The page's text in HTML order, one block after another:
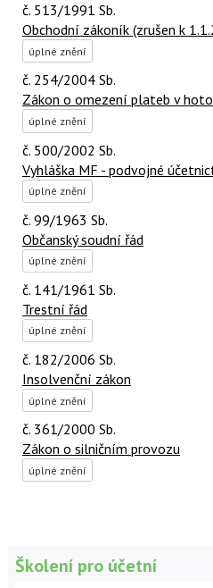
č. 513/1991 Sb.
Obchodní zákoník (zrušen k
úplné znění
č. 254/2004 Sb.
Zákon o omezení plateb v
úplné znění
č. 500/2002 Sb.
Vyhláška MF - podvojné
úplné znění
č. 99/1963 Sb.
Občanský soudní řád
úplné znění
č. 141/1961 Sb.
Trestní řád
úplné znění
č. 182/2006 Sb.
Insolvenční zákon
úplné znění
č. 361/2000 Sb.
Zákon o silničním provozu
úplné znění
Školení pro účetní